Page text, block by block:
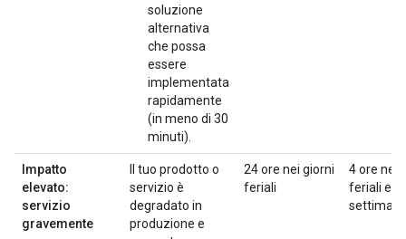
soluzione
alternativa
che possa
essere
implementata
rapidamente
(in meno di 30
minuti).
Impatto
elevato:
servizio
gravemente
Il tuo prodotto o
servizio è
degradato in
produzione e
24 ore nei giorni
feriali
4 ore nei
feriali e